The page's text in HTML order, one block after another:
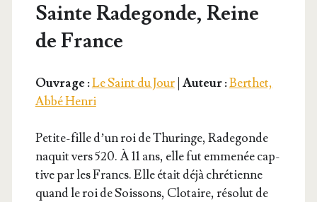
Sainte Radegonde, Reine
de France
Ouvrage :Le Saint du Jour| Auteur :Berthet,
Abbé Henri
Petite-fille d’un roi de Thu­ringe, Rade­gonde
naquit vers 520. À 11 ans, elle fut emme­née cap­
tive par les Francs. Elle était déjà chré­tienne
quand le roi de Sois­sons, Clo­taire, réso­lut de